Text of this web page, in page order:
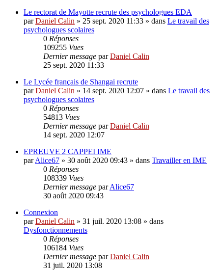
Le rectorat de Mayotte recrute des psychologues EDA
parDaniel Calin » 25 sept. 2020 11:33 » dans Le travail des
psychologues scolaires
0 Réponses
109255 Vues
Dernier message parDaniel Calin
25 sept. 2020 11:33
Le Lycée français de Shangai recrute
parDaniel Calin » 14 sept. 2020 12:07 » dans Le travail des
psychologues scolaires
0 Réponses
54813 Vues
Dernier message parDaniel Calin
14 sept. 2020 12:07
EPREUVE 2 CAPPEI IME
parAlice67 » 30 août 2020 09:43 » dans Travailler en IME
0 Réponses
108339 Vues
Dernier message parAlice67
30 août 2020 09:43
Connexion
parDaniel Calin » 31 juil. 2020 13:08 » dans
Dysfonctionnements
0 Réponses
106184 Vues
Dernier message parDaniel Calin
31 juil. 2020 13:08